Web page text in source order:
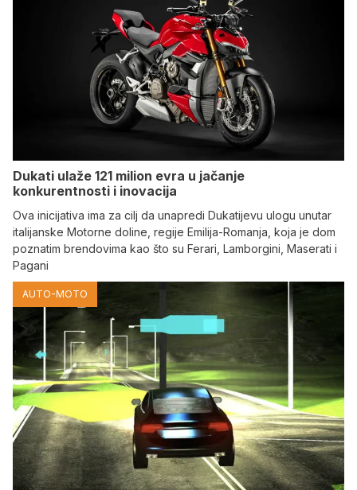
Dukati ulaže 121 milion evra u jačanje
konkurentnosti i inovacija
Ova inicijativa ima za cilj da unapredi Dukatijevu ulogu unutar
italijanske Motorne doline, regije Emilija-Romanja, koja je dom
poznatim brendovima kao što su Ferari, Lamborgini, Maserati i
Pagani
AUTO-MOTO